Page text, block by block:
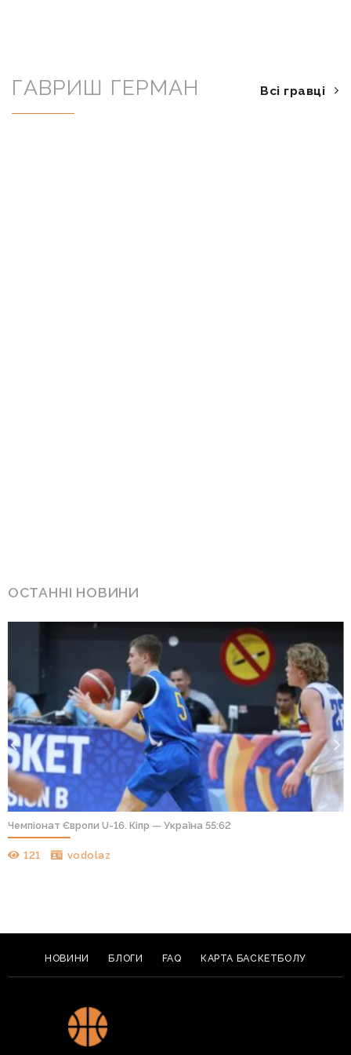
ГАВРИШ ГЕРМАН Всі гравці
ОСТАННІ НОВИНИ
Чемпіонат Європи U-16. Кіпр — Україна 55:62
121 vodolaz
НОВИНИ БЛОГИ FAQ КАРТА БАСКЕТБОЛУ